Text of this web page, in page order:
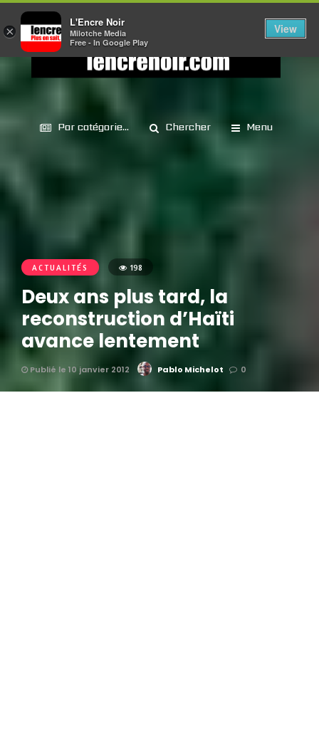
Par catégorie... Chercher Menu
ACTUALITÉS 198
Deux ans plus tard, la
reconstruction d’Haïti
avance lentement
Publié le 10 janvier 2012 Pablo Michelot 0
×
L'Encre Noir
Milotche Media
Free - In Google Play
View